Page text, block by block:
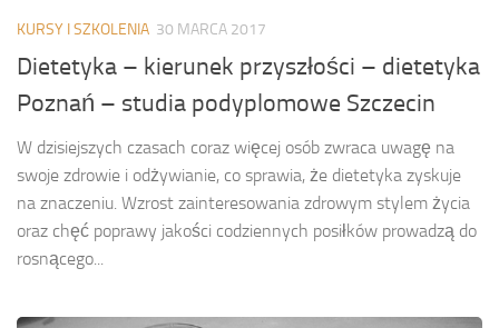
KURSY I SZKOLENIA 30 MARCA 2017
Dietetyka – kierunek przyszłości – dietetyka
Poznań – studia podyplomowe Szczecin
W dzisiejszych czasach coraz więcej osób zwraca uwagę na
swoje zdrowie i odżywianie, co sprawia, że dietetyka zyskuje
na znaczeniu. Wzrost zainteresowania zdrowym stylem życia
oraz chęć poprawy jakości codziennych posiłków prowadzą do
rosnącego...